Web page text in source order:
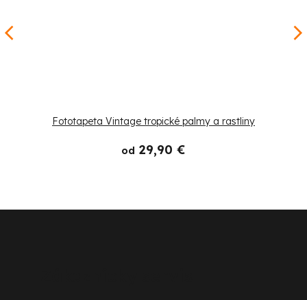
Fototapeta Vintage tropické palmy a rastliny
od 29,90 €